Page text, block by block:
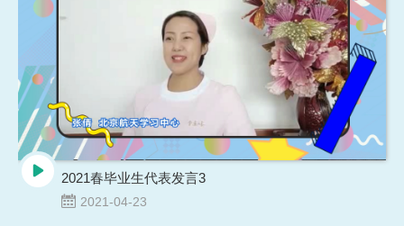
2021春毕业生代表发言3
2021-04-23